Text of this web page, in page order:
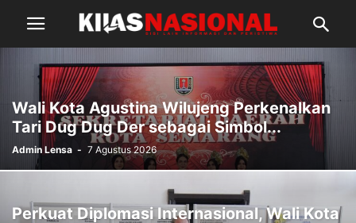
Wali Kota Agustina Wilujeng Perkenalkan
Tari Dug Dug Der sebagai Simbol...
Admin Lensa - 7 Agustus 2026
Perkuat Diplomasi Internasional, Wali Kota